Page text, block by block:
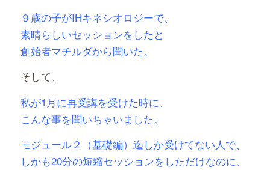
９歳の子がIHキネシオロジーで、
素晴らしいセッションをしたと
創始者マチルダから聞いた。
そして、
私が1月に再受講を受けた時に、
こんな事を聞いちゃいました。
モジュール２（基礎編）迄しか受けてない人で、
しかも20分の短縮セッションをしただけなのに、